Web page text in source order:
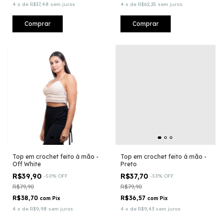
4 x de R$37,48 sem juros
Comprar
4 x de R$62,25 sem juros
Comprar
Top em crochet feito á mão -
Off White
R$39,90 -50% OFF
R$79,90
R$38,70 com Pix
4 x de R$9,98 sem juros
Top em crochet feito á mão -
Preto
R$37,70 -53% OFF
R$79,90
R$36,57 com Pix
4 x de R$9,43 sem juros